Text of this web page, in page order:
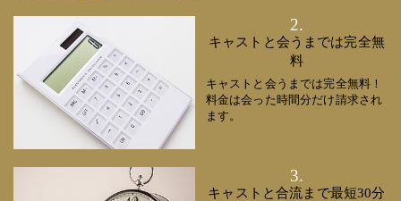
2.
キャストと会うまでは完全無
料
キャストと会うまでは完全無料！
料金は会った時間分だけ請求され
ます。
3.
キャストと合流まで最短30分